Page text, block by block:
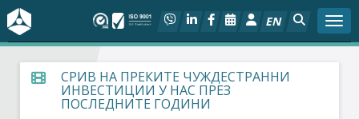
EN
За БСК
На фокус
СРИВ НА ПРЕКИТЕ ЧУЖДЕСТРАННИ
ИНВЕСТИЦИИ У НАС ПРЕЗ
ПОСЛЕДНИТЕ ГОДИНИ